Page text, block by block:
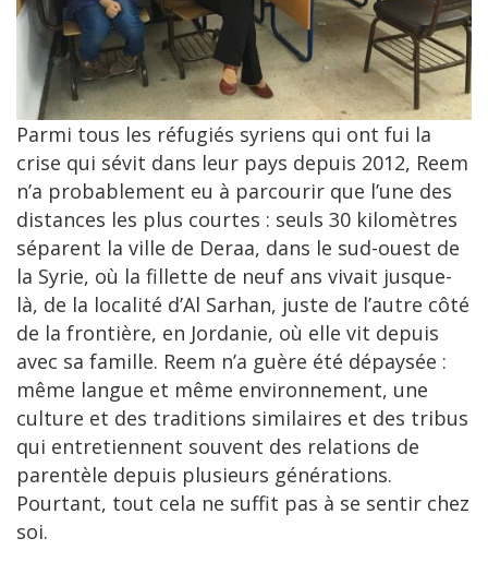
Parmi tous les réfugiés syriens qui ont fui la
crise qui sévit dans leur pays depuis 2012, Reem
n’a probablement eu à parcourir que l’une des
distances les plus courtes : seuls 30 kilomètres
séparent la ville de Deraa, dans le sud-ouest de
la Syrie, où la fillette de neuf ans vivait jusque-
là, de la localité d’Al Sarhan, juste de l’autre côté
de la frontière, en Jordanie, où elle vit depuis
avec sa famille. Reem n’a guère été dépaysée :
même langue et même environnement, une
culture et des traditions similaires et des tribus
qui entretiennent souvent des relations de
parentèle depuis plusieurs générations.
Pourtant, tout cela ne suffit pas à se sentir chez
soi.